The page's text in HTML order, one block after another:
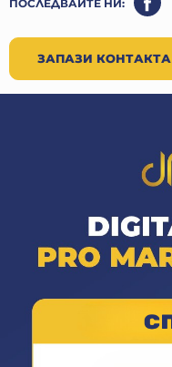
ПОСЛЕДВАЙТЕ НИ:
ЗАПАЗИ КОНТАКТА